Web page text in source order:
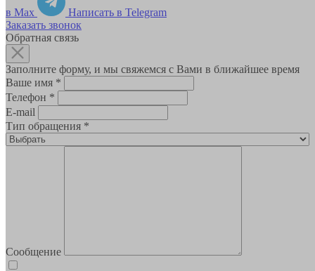
в Max
Написать в Telegram
Заказать звонок
Обратная связь
Заполните форму, и мы свяжемся с Вами в ближайшее время
Ваше имя *
Телефон *
E-mail
Тип обращения *
Сообщение